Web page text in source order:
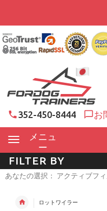
352-450-8444 お
メニュ
ー
FILTER BY
あなたの選択： アクティブフ
ロットワイラー